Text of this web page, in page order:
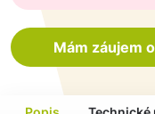
Mám záujem